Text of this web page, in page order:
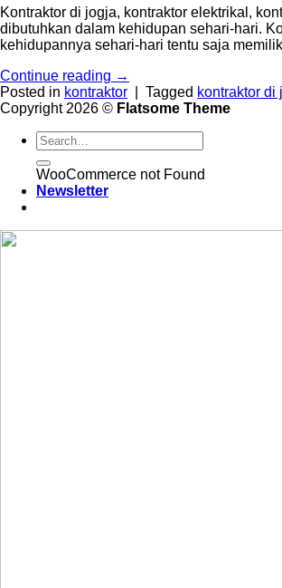
Kontraktor di jogja, kontraktor elektrikal,
dibutuhkan dalam kehidupan sehari-hari.
kehidupannya sehari-hari tentu saja
Continue reading →
Posted in kontraktor Tagged kontraktor di
Copyright 2026 © Flatsome Theme
WooCommerce not Found
Newsletter